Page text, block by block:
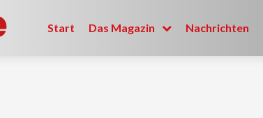
Start Das Magazin Nachrichten